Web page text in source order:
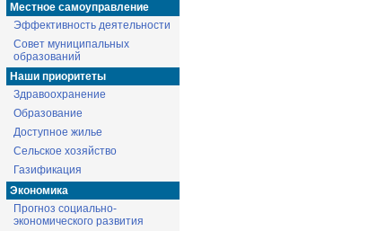
Местное самоуправление
Эффективность деятельности
Совет муниципальных
образований
Наши приоритеты
Здравоохранение
Образование
Доступное жилье
Сельское хозяйство
Газификация
Экономика
Прогноз социально-
экономического развития